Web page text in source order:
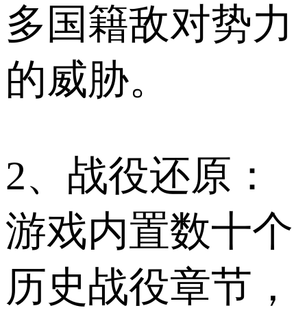
多国籍敌对势力
的威胁。
2、战役还原：
游戏内置数十个
历史战役章节，